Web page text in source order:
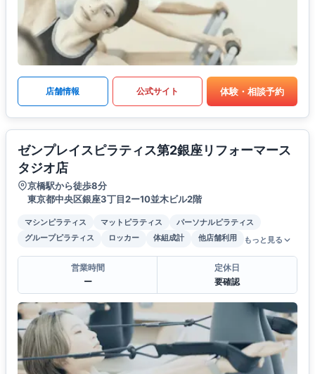
店舗情報 公式サイト 体験・相談予約
ゼンプレイスピラティス第2銀座リフォーマース
タジオ店
京橋駅から徒歩8分
東京都中央区銀座3丁目2ー10並木ビル2階
マシンピラティス マットピラティス
パーソナルピラティス
グループピラティス
ロッカー 体組成計 他店舗利用 もっと見る
営業時間
ー
定休日
要確認